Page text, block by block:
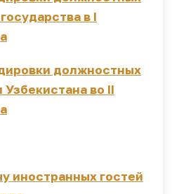
в I
должностных
во II
иностранных гостей